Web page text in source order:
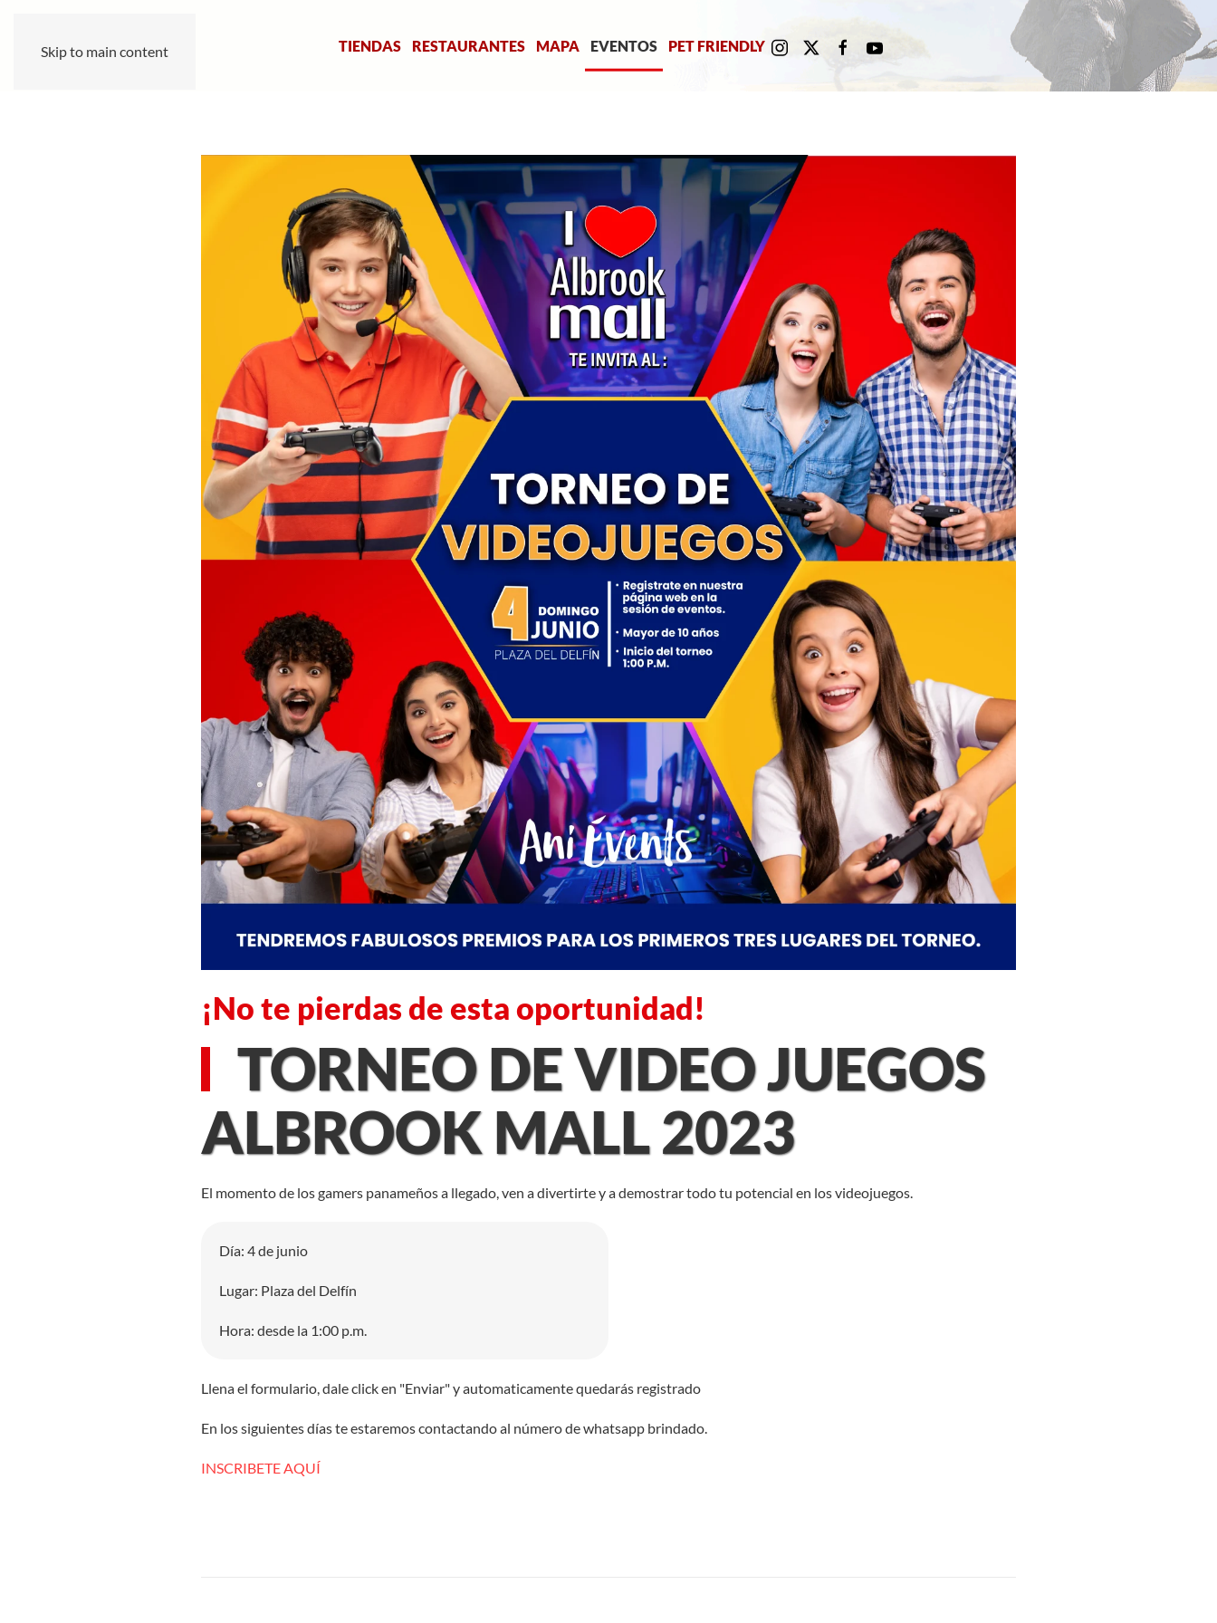
Skip to main content TIENDAS RESTAURANTES MAPA EVENTOS PET FRIENDLY
¡No te pierdas de esta oportunidad!
TORNEO DE VIDEO JUEGOS
ALBROOK MALL 2023
El momento de los gamers panameños a llegado, ven a divertirte y a demostrar todo tu potencial en los videojuegos.
Día: 4 de junio
Lugar: Plaza del Delfín
Hora: desde la 1:00 p.m.
Llena el formulario, dale click en "Enviar" y automaticamente quedarás registrado
En los siguientes días te estaremos contactando al número de whatsapp brindado.
INSCRIBETE AQUÍ